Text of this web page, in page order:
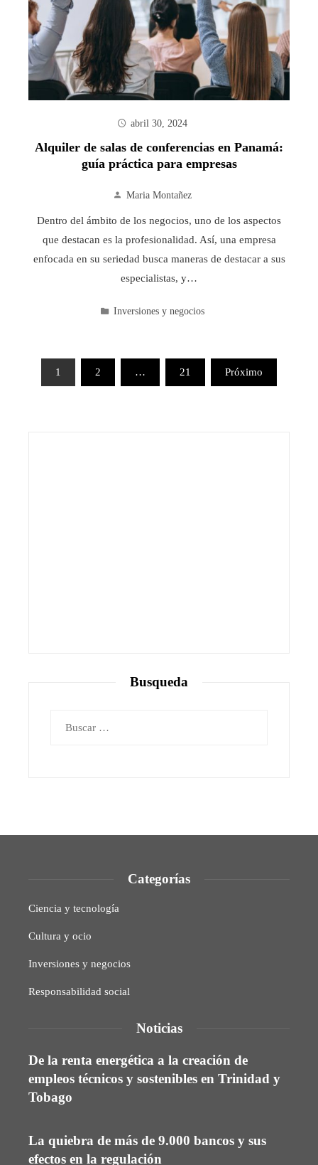
abril 30, 2024
Alquiler de salas de conferencias en Panamá:
guía práctica para empresas
Maria Montañez
Dentro del ámbito de los negocios, uno de los aspectos
que destacan es la profesionalidad. Así, una empresa
enfocada en su seriedad busca maneras de destacar a sus
especialistas, y…
Inversiones y negocios
Paginación
1 2 … 21 Próximo
Busqueda
Categorías
Ciencia y tecnología
Cultura y ocio
Inversiones y negocios
Responsabilidad social
Noticias
De la renta energética a la creación de
empleos técnicos y sostenibles en Trinidad y
Tobago
La quiebra de más de 9.000 bancos y sus
efectos en la regulación